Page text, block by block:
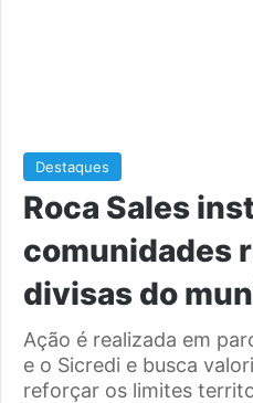
Destaques
Roca Sales
comunidades
divisas do
Ação é realizada em
e o Sicredi e busca
reforçar os limites